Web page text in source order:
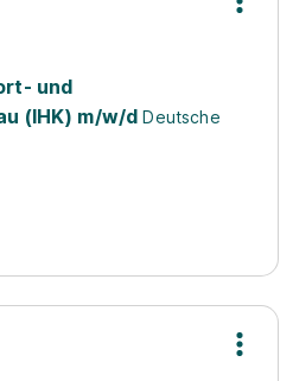
und
(IHK) m/w/d Deutsche